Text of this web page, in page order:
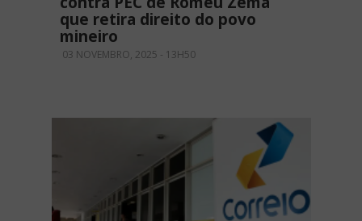
que retira direito do povo
mineiro
03 NOVEMBRO, 2025 - 13H50